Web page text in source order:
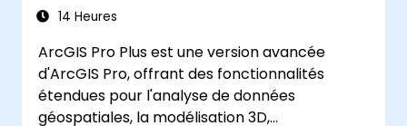
14 Heures
ArcGIS Pro Plus est une version avancée
d'ArcGIS Pro, offrant des fonctionnalités
étendues pour l'analyse de données
géospatiales, la modélisation 3D,